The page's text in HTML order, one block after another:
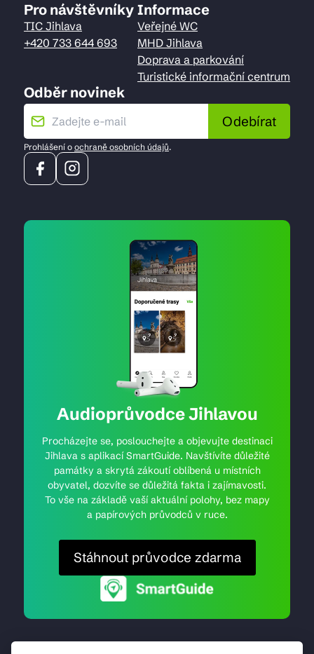
Pro návštěvníky
TIC Jihlava
+420 733 644 693
Informace
Veřejné WC
MHD Jihlava
Doprava a parkování
Turistické informační centrum
Odběr novinek
Odebírat
Prohlášení o ochraně osobních údajů.
Audioprůvodce Jihlavou
Procházejte se, poslouchejte a objevujte destinaci
Jihlava s aplikací SmartGuide. Navštívíte důležité
památky a skrytá zákoutí oblíbená u místních
obyvatel, dozvíte se důležitá fakta i zajímavosti.
To vše na základě vaší aktuální polohy, bez mapy
a papírových průvodců v ruce.
Stáhnout průvodce zdarma